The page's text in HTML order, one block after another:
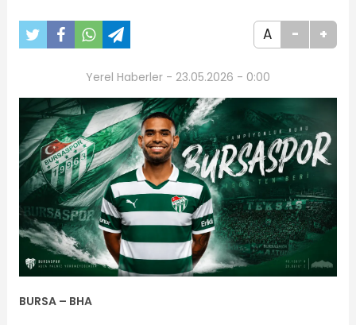
A - +
Yerel Haberler - 23.05.2026 - 0:00
BURSA – BHA